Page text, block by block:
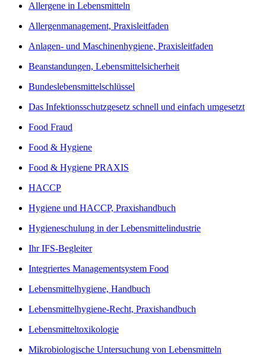
Allergene in Lebensmitteln
Allergenmanagement, Praxisleitfaden
Anlagen- und Maschinenhygiene, Praxisleitfaden
Beanstandungen, Lebensmittelsicherheit
Bundeslebensmittelschlüssel
Das Infektionsschutzgesetz schnell und einfach umgesetzt
Food Fraud
Food & Hygiene
Food & Hygiene PRAXIS
HACCP
Hygiene und HACCP, Praxishandbuch
Hygieneschulung in der Lebensmittelindustrie
Ihr IFS-Begleiter
Integriertes Managementsystem Food
Lebensmittelhygiene, Handbuch
Lebensmittelhygiene-Recht, Praxishandbuch
Lebensmitteltoxikologie
Mikrobiologische Untersuchung von Lebensmitteln